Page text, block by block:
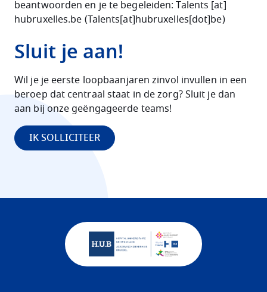
beantwoorden en je te begeleiden:
Talents [at]
hubruxelles.be ( Talents[at]hubruxelles[dot]be)
Sluit je aan!
Wil je je eerste loopbaanjaren zinvol invullen in een
beroep dat centraal staat in de zorg? Sluit je dan
aan bij onze geëngageerde teams!
IK SOLLICITEER